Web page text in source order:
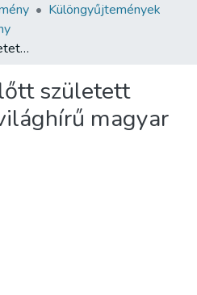
Különgyűjtemények
Száz évvel ezelőtt született Richter János, világhírű magyar karmester
született
magyar